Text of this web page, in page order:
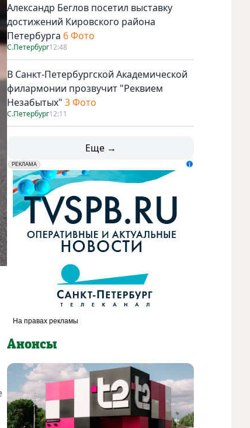
Бермуды – самая актуальная и подходящая модель для
Александр Беглов посетил выставку
достижений Кировского района
Петербурга 6 Фото
С.Петербург12:48
В Санкт-Петербургской Академической
филармонии прозвучит "Реквием
Незабытых" 3 Фото
С.Петербург12:11
Еще →
erid: LdtCK5udn
РЕКЛАМА
АО "ГАТР", ИНН: 7841320717
Анонсы